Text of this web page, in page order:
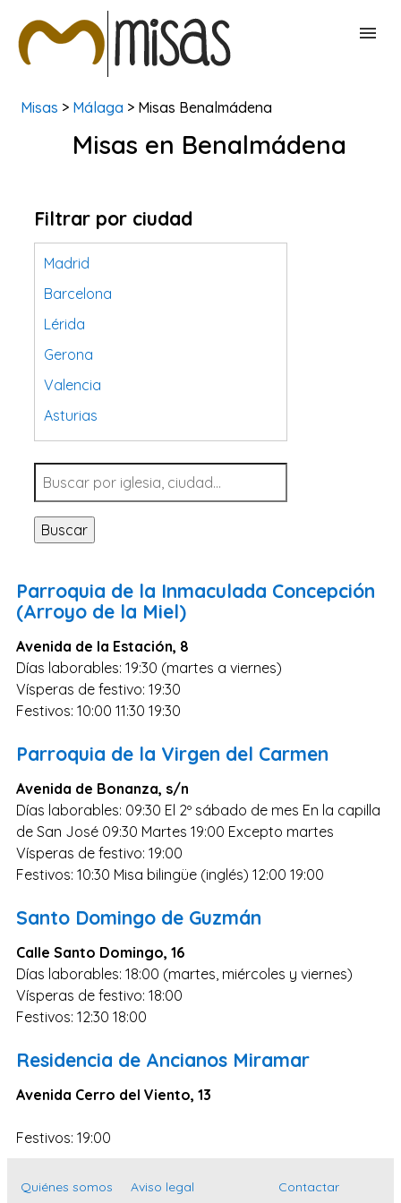
BUSCAR MISAS
Misas > Málaga > Misas Benalmádena
Misas en Benalmádena
Filtrar por ciudad
Madrid
Barcelona
Lérida
Gerona
Valencia
Asturias
Tarragona
Navarra
Valladolid
Sevilla
Santa Cruz de Tenerife
Islas Baleares
Las Palmas
Málaga
Alicante
Toledo
Zaragoza
Murcia
Vizcaya
Córdoba
Pontevedra
Huesca
Burgos
Jaén
León
Buscar
Parroquia de la Inmaculada Concepción
(Arroyo de la Miel)
Avenida de la Estación, 8
Días laborables: 19:30 (martes a viernes)
Vísperas de festivo: 19:30
Festivos: 10:00 11:30 19:30
Parroquia de la Virgen del Carmen
Avenida de Bonanza, s/n
Días laborables: 09:30 El 2º sábado de mes En la capilla
de San José 09:30 Martes 19:00 Excepto martes
Vísperas de festivo: 19:00
Festivos: 10:30 Misa bilingüe (inglés) 12:00 19:00
Santo Domingo de Guzmán
Calle Santo Domingo, 16
Días laborables: 18:00 (martes, miércoles y viernes)
Vísperas de festivo: 18:00
Festivos: 12:30 18:00
Residencia de Ancianos Miramar
Avenida Cerro del Viento, 13
Festivos: 19:00
Quiénes somos
Aviso legal
Contactar